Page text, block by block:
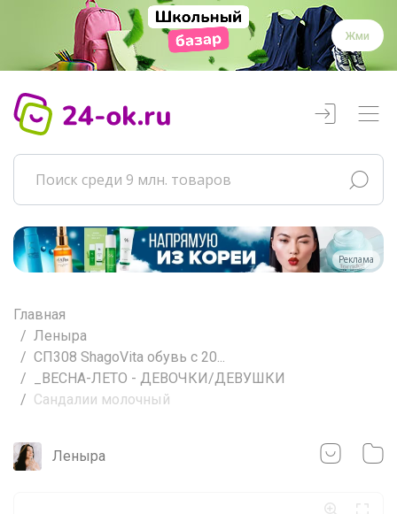
Жми
Реклама
Главная
Леныра
СП308 ShаgоVitа обувь с 20...
_ВЕСНА-ЛЕТО - ДЕВОЧКИ/ДЕВУШКИ
Сандалии молочный
Леныра